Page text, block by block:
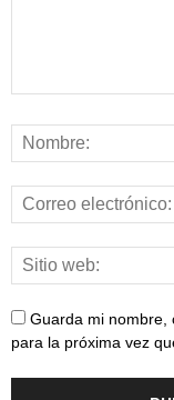
Guarda mi nombre,
para la próxima vez